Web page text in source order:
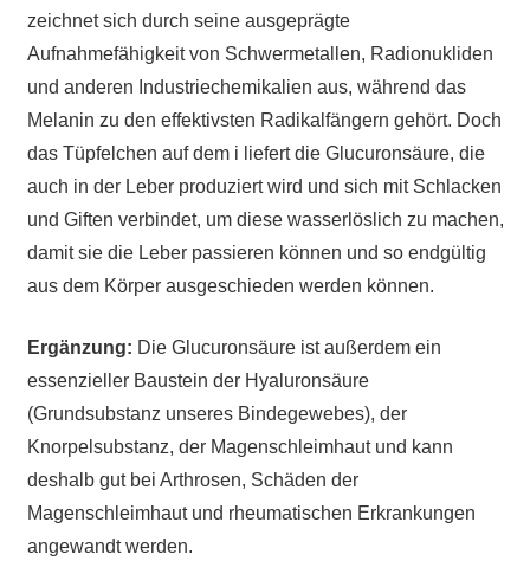
zeichnet sich durch seine ausgeprägte
Aufnahmefähigkeit von Schwermetallen, Radionukliden
und anderen Industriechemikalien aus, während das
Melanin zu den effektivsten Radikalfängern gehört. Doch
das Tüpfelchen auf dem i liefert die Glucuronsäure, die
auch in der Leber produziert wird und sich mit Schlacken
und Giften verbindet, um diese wasserlöslich zu machen,
damit sie die Leber passieren können und so endgültig
aus dem Körper ausgeschieden werden können.
Ergänzung: Die Glucuronsäure ist außerdem ein
essenzieller Baustein der Hyaluronsäure
(Grundsubstanz unseres Bindegewebes), der
Knorpelsubstanz, der Magenschleimhaut und kann
deshalb gut bei Arthrosen, Schäden der
Magenschleimhaut und rheumatischen Erkrankungen
angewandt werden.